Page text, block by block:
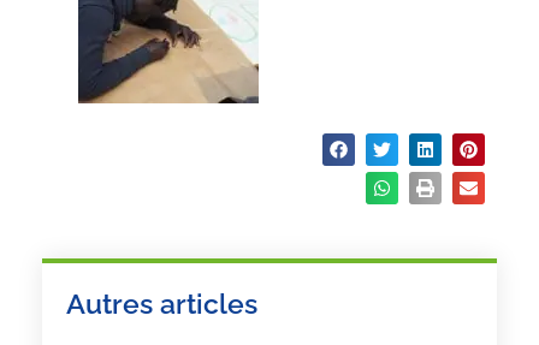
Autres articles